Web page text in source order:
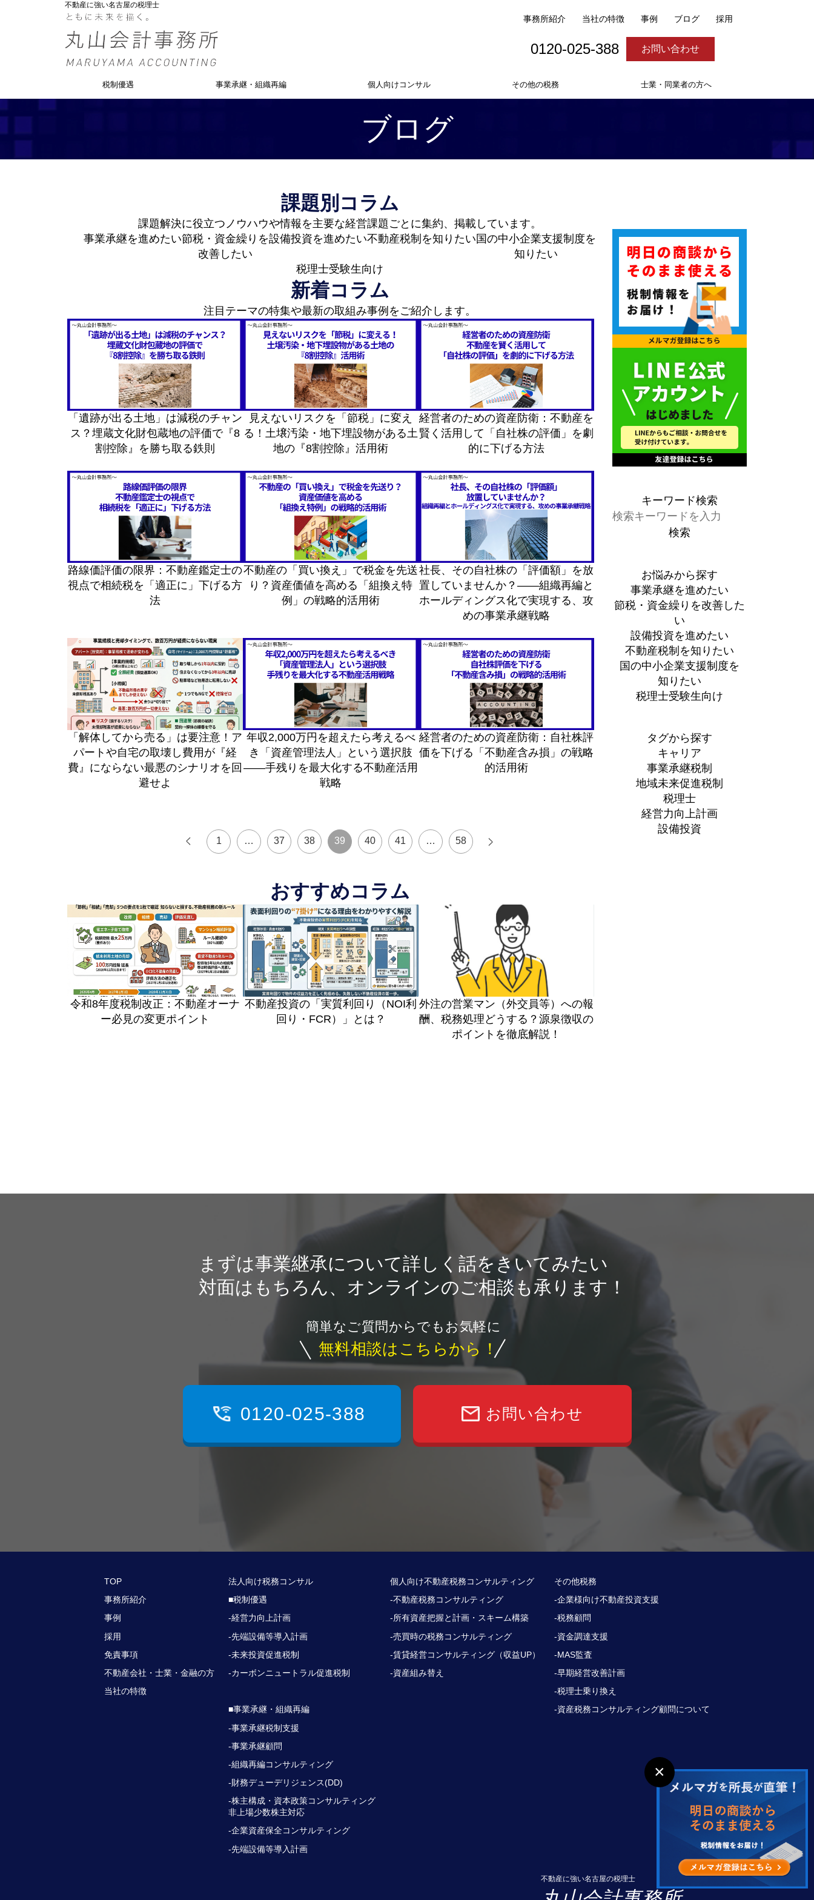
不動産に強い名古屋の税理士
事務所紹介 当社の特徴 事例 ブログ 採用
0120-025-388 お問い合わせ
税制優遇 事業承継・組織再編 個人向けコンサル その他の税務 士業・同業者の方へ
ブログ
課題別コラム
課題解決に役立つノウハウや情報を主要な経営課題ごとに集約、掲載しています。
事業承継を進めたい節税・資金繰りを
改善したい
設備投資を進めたい不動産税制を知りたい 国の中小企業支援制度を
知りたい
税理士受験生向け
新着コラム
注目テーマの特集や最新の取組み事例を ご紹介します。
「遺跡が出る土地」は減税のチャン
ス？埋蔵文化財包蔵地の評価で『8
割控除』を勝ち取る鉄則
見えないリスクを「節税」に変え
る！土壌汚染・地下埋設物がある土
地の『8割控除』活用術
経営者のための資産防衛：不動産を
賢く活用して「自社株の評価」を劇
的に下げる方法
路線価評価の限界：不動産鑑定士の
視点で相続税を「適正に」下げる方
法
不動産の「買い換え」で税金を先送
り？資産価値を高める「組換え特
例」の戦略的活用術
社長、その自社株の「評価額」を放
置していませんか？——組織再編と
ホールディングス化で実現する、攻
めの事業承継戦略
「解体してから売る」は要注意！ア
パートや自宅の取壊し費用が『経
費』にならない最悪のシナリオを回
避せよ
年収2,000万円を超えたら考えるべ
き「資産管理法人」という選択肢
――手残りを最大化する不動産活用
戦略
経営者のための資産防衛：自社株評
価を下げる「不動産含み損」の戦略
的活用術
1 … 37 38 39 40 41 … 58
おすすめコラム
令和8年度税制改正：不動産オーナ
ー必見の変更ポイント
不動産投資の「実質利回り（NOI利
回り・FCR）」とは？
外注の営業マン（外交員等）への報
酬、税務処理どうする？源泉徴収の
ポイントを徹底解説！
キーワード検索
検索
お悩みから探す
事業承継を進めたい
節税・資金繰りを改善した
い
設備投資を進めたい
不動産税制を知りたい
国の中小企業支援制度を
知りたい
税理士受験生向け
タグから探す
キャリア
事業承継税制
地域未来促進税制
税理士
経営力向上計画
設備投資
まずは事業継承について詳しく話をきいてみたい
対面はもちろん、 オンラインのご相談も承ります！
簡単なご質問からでもお気軽に
無料相談は こちらから！
0120-025-388 お問い合わせ
TOP
事務所紹介
事例
採用
免責事項
不動産会社・士業・金融の方
当社の特徴
法人向け税務コンサル
■税制優遇
-経営力向上計画
-先端設備等導入計画
-未来投資促進税制
-カーボンニュートラル促進税制
■事業承継・組織再編
-事業承継税制支援
-事業承継顧問
-組織再編コンサルティング
-財務デューデリジェンス(DD)
-株主構成・資本政策コンサルティング
非上場少数株主対応
-企業資産保全コンサルティング
-先端設備等導入計画
個人向け不動産税務コンサルティング
-不動産税務コンサルティング
-所有資産把握と計画・スキーム構築
-売買時の税務コンサルティング
-賃貸経営コンサルティング（収益UP）
-資産組み替え
その他税務
-企業様向け不動産投資支援
-税務顧問
-資金調達支援
-MAS監査
-早期経営改善計画
-税理士乗り換え
-資産税務コンサルティング顧問について
不動産に強い名古屋の税理士
×